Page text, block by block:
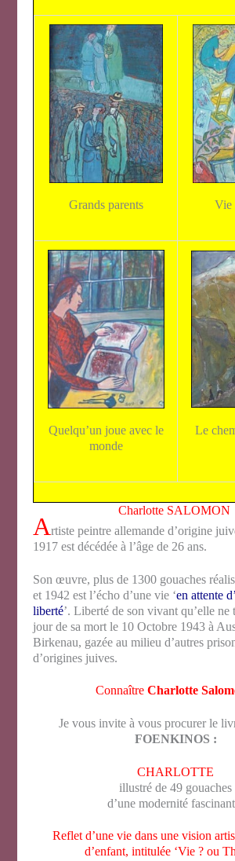
Grands parents Vie
Quelqu’un joue avec le
monde
Le
Charlotte SALOMON
Artiste peintre allemande d’origine
1917 est décédée à l’âge de 26 ans.
Son œuvre, plus de 1300 gouaches
et 1942 est l’écho d’une vie ‘en attente
liberté’. Liberté de son vivant qu’elle ne
jour de sa mort le 10 Octobre 1943 à
Birkenau, gazée au milieu d’autres
d’origines juives.
Connaître Charlotte
Je vous invite à vous procurer le
FOENKINOS :
CHARLOTTE
illustré de 49 gouaches
d’une modernité
Reflet d’une vie dans une vision
d’enfant, intitulée ‘Vie ? ou